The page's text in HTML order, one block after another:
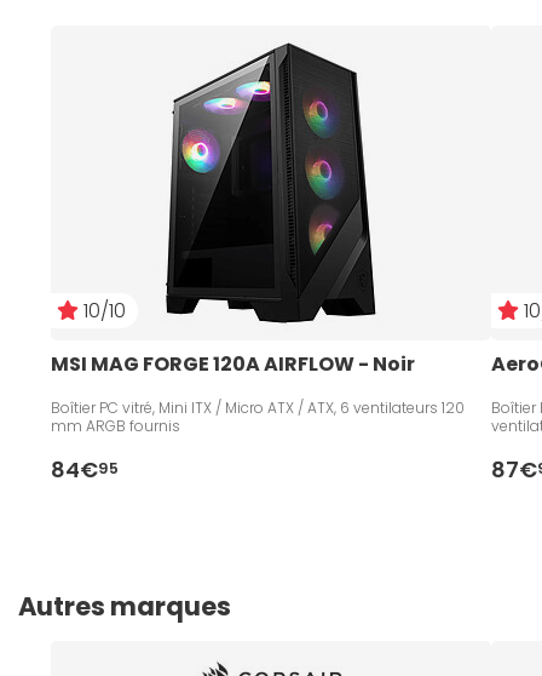
10/10
MSI MAG FORGE 120A AIRFLOW - Noir
Boîtier PC vitré, Mini ITX / Micro ATX / ATX, 6 ventilateurs 120
mm ARGB fournis
84€95
Boîtier
87€
Autres marques